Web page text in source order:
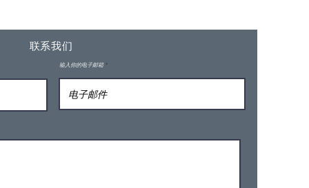
联系我们
输入你的电子邮箱